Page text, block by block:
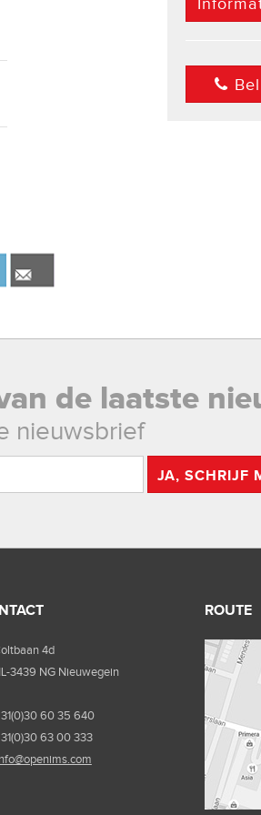
de laatste
nieuwsbrief
JA, SCHRIJF
4d
3439 NG Nieuwegein
31(0)30 60 35 640
31(0)30 63 00 333
ROUTE